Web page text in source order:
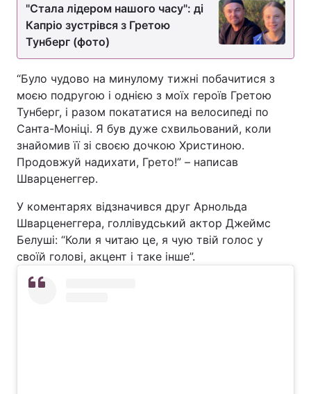
"Стала лідером нашого часу": ді
Капріо зустрівся з Гретою
Тунберг (фото)
“Було чудово на минулому тижні побачитися з
моєю подругою і однією з моїх героїв Гретою
Тунберг, і разом покататися на велосипеді по
Санта-Моніці. Я був дуже схвильований, коли
знайомив її зі своєю дочкою Христиною.
Продовжуй надихати, Грето!” – написав
Шварценеггер.
У коментарях відзначився друг Арнольда
Шварценеггера, голлівудський актор Джеймс
Белуші: “Коли я читаю це, я чую твій голос у
своїй голові, акцент і таке інше”.